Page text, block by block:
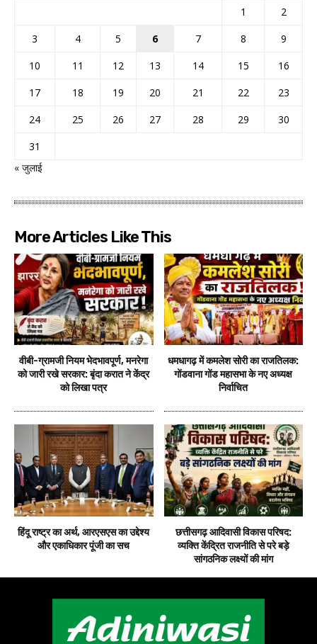
1
2
3
4 5 6 7 8
9
10
11 12 13 14 15
16
17
18 19 20 21 22
23
24
25 26 27 28 29
30
31
« जुलाई
More Articles Like This
वीबी-ग्रामजी नियम भेदभावपूर्ण, मनरेगा
को जारी रखे सरकार: बृंदा करात ने केंद्र
को लिखा पत्र
धमधागढ़ में कमलेश सोरी का राजतिलक:
गोंडवाना गोंड महासभा के नए अध्यक्ष
निर्वाचित
हिंदू राष्ट्र का अर्थ, आरएसएस का उद्देश्य
और एकाधिकार पूंजी का सच
छत्तीसगढ़ आदिवासी विकास परिषद:
व्यक्ति केंद्रित राजनीति से परे बड़े
सांगठनिक लक्ष्यों की मांग